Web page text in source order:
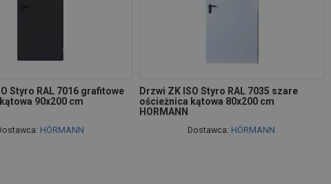
Styro RAL 7016 grafitowe
90x200 cm
HÖRMANN
Drzwi ZK ISO Styro RAL 7035 szare
ościeżnica kątowa 80x200 cm
HORMANN
Dostawca: HÖRMANN